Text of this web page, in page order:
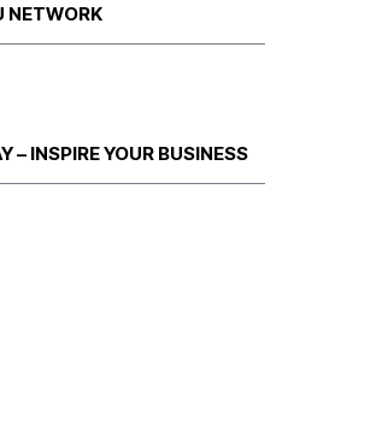
NETWORK
– INSPIRE YOUR BUSINESS